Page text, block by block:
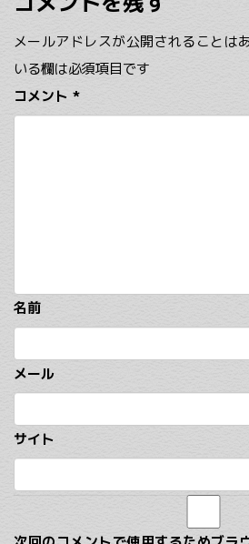
メールアドレスが公開されることは
いる欄は必須項目です
コメント *
名前
メール
サイト